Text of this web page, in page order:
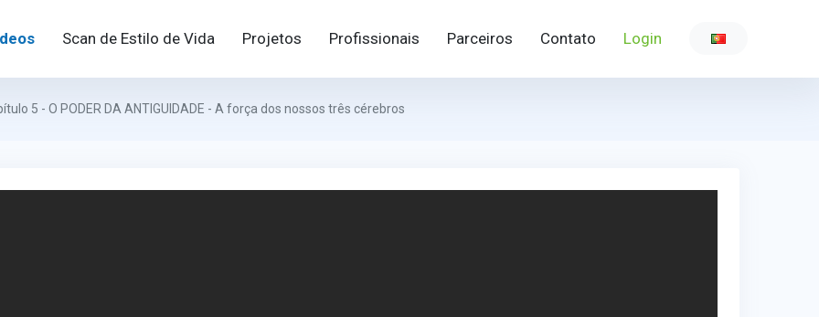
Scan de Estilo de Vida Projetos Profissionais Parceiros Contato Login
5 - O PODER DA ANTIGUIDADE - A força dos nossos três cérebros